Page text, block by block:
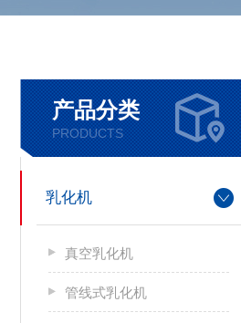
产品分类
PRODUCTS
乳化机
真空乳化机
管线式乳化机